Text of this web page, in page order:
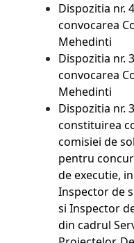
Dispozitia nr.
convocarea
Mehedinti
Dispozitia nr.
convocarea
Mehedinti
Dispozitia nr.
constituirea
comisiei de
pentru
de executie,
Inspector de
si Inspector
din cadrul